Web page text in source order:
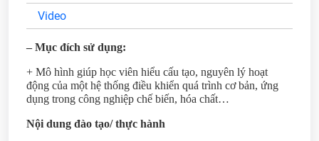
Video
– Mục đích sử dụng:
+ Mô hình giúp học viên hiểu cấu tạo, nguyên lý hoạt
động của một hệ thống điều khiển quá trình cơ bản, ứng
dụng trong công nghiệp chế biến, hóa chất…
Nội dung đào tạo/ thực hành